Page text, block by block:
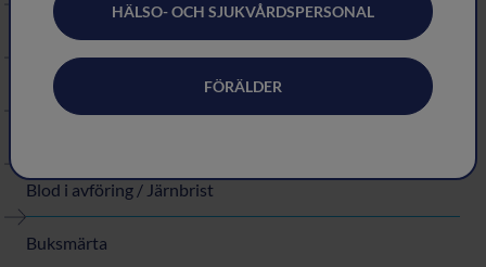
Reflux och uppstötningar - HCP
Kräkning
Blod i avföring / Järnbrist
Buksmärta
HÄLSO- OCH SJUKVÅRDSPERSONAL
FÖRÄLDER